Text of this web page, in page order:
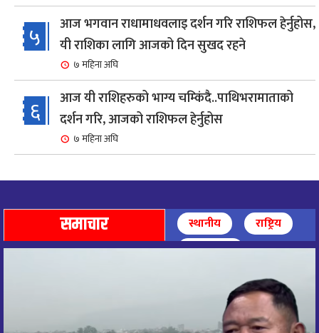
५
आज भगवान राधामाधवलाइ दर्शन गरि राशिफल हेर्नुहोस,
यी राशिका लागि आजको दिन सुखद रहने
७ महिना अघि
६
आज यी राशिहरुको भाग्य चम्किंदै..पाथिभरामाताको
दर्शन गरि, आजको राशिफल हेर्नुहोस
७ महिना अघि
७
८ महिना अघि
८
आज पाथिभारा माताको दर्शन गरि, दिनको सुरुवात गर्दै,
आज माताभगवती जगज्जननी पाथिभरादेवीको दर्शन गरि
समाचार स्थानीय
राष्ट्रिय
अन्तर्राष्ट्रिय